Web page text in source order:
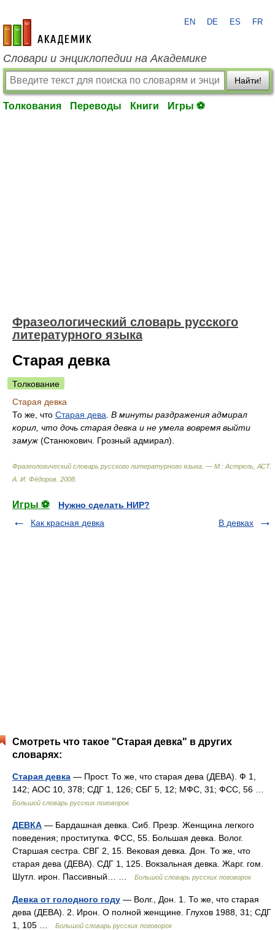
academic.ru
EN DE ES FR
Словари и энциклопедии на Академике
Найти!
Толкования Переводы Книги Игры ⚽
Фразеологический словарь русского
литературного языка
Старая девка
Толкование
Старая девка
То же, что Старая дева В минуты раздражения адмирал
корил, что дочь старая девка и не умела вовремя выйти
замуж (Станюкович. Грозный адмирал).
Фразеологический словарь русского литературного языка. — М.: Астрель, АСТ.
А. И. Фёдоров 2008
Игры ⚽
Нужно сделать НИР?
Как красная девка
В девках
Смотреть что такое "Старая девка" в других
словарях:
Старая девка — Прост. То же, что старая дева (ДЕВА). Ф 1,
142; АОС 10, 378; СДГ 1, 126; СБГ 5, 12; МФС, 31; ФСС, 56 …
Большой словарь русских поговорок
ДЕВКА — Бардашная девка. Сиб. Презр. Женщина легкого
поведения; проститутка. ФСС, 55. Большая девка. Волог.
Старшая сестра. СВГ 2, 15. Вековая девка. Дон. То же, что
старая дева (ДЕВА). СДГ 1, 125. Вокзальная девка. Жарг. гом.
Шутл. ирон. Пассивный… …
Большой словарь русских поговорок
Девка от голодного году — Волг., Дон. 1. То же, что старая
дева (ДЕВА). 2. Ирон. О полной женщине. Глухов 1988, 31; СДГ
1, 105 …
Большой словарь русских поговорок